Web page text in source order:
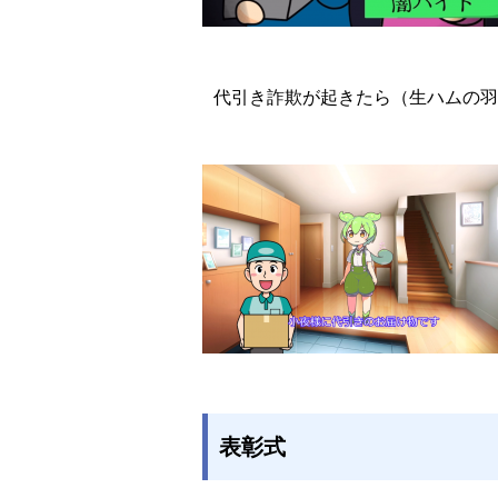
代引き詐欺が起きたら（生ハムの
表彰式